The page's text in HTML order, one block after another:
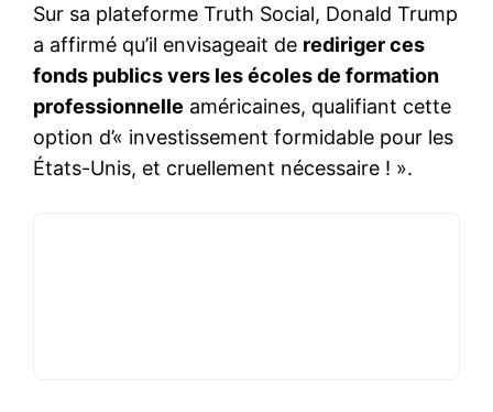
Sur sa plateforme Truth Social, Donald Trump
a affirmé qu’il envisageait de rediriger ces
fonds publics vers les écoles de formation
professionnelle américaines, qualifiant cette
option d’« investissement formidable pour les
États-Unis, et cruellement nécessaire ! ».